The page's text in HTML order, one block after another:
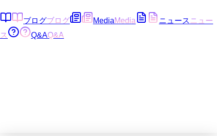
ブログブログ MediaMedia ニュース ニュー
ス
Q&AQ&A